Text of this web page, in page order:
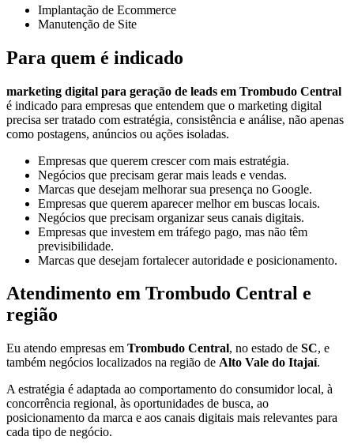
Implantação de Ecommerce
Manutenção de Site
Para quem é indicado
marketing digital para geração de leads em Trombudo Central
é indicado para empresas que entendem que o marketing digital
precisa ser tratado com estratégia, consistência e análise, não apenas
como postagens, anúncios ou ações isoladas.
Empresas que querem crescer com mais estratégia.
Negócios que precisam gerar mais leads e vendas.
Marcas que desejam melhorar sua presença no Google.
Empresas que querem aparecer melhor em buscas locais.
Negócios que precisam organizar seus canais digitais.
Empresas que investem em tráfego pago, mas não têm
previsibilidade.
Marcas que desejam fortalecer autoridade e posicionamento.
Atendimento em Trombudo Central e
região
Eu atendo empresas em Trombudo Central, no estado de SC, e
também negócios localizados na região de Alto Vale do Itajaí.
A estratégia é adaptada ao comportamento do consumidor local, à
concorrência regional, às oportunidades de busca, ao
posicionamento da marca e aos canais digitais mais relevantes para
cada tipo de negócio.